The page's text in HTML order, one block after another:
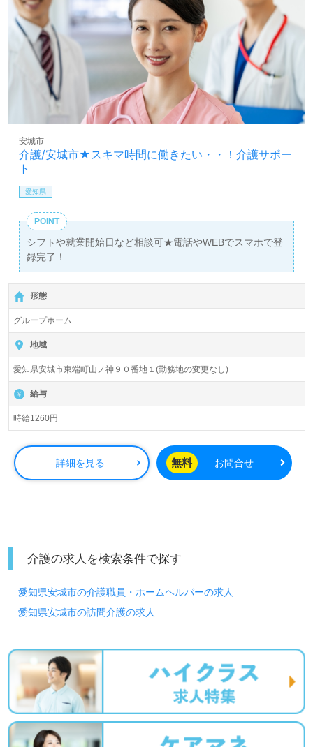
介護/安城市★スキマ時間に働きたい・・！介護サポー
ト
安城市
愛知県
POINT
シフトや就業開始日など相談可★電話やWEBでスマホで登
録完了！
形態
グループホーム
地域
愛知県安城市東端町山ノ神９０番地１(勤務地の変更なし)
給与
時給1260円
詳細を見る 無料 お問合せ
介護の求人を検索条件で探す
愛知県安城市の介護職員・ホームヘルパーの求人
愛知県安城市の訪問介護の求人